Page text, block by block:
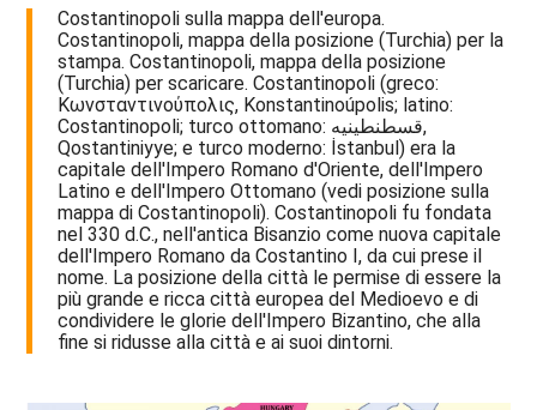
Costantinopoli sulla mappa dell'europa.
Costantinopoli, mappa della posizione (Turchia) per la
stampa. Costantinopoli, mappa della posizione
(Turchia) per scaricare. Costantinopoli (greco:
Κωνσταντινούπολις, Konstantinoúpolis; latino:
Costantinopoli; turco ottomano: قسطنطینیه,
Qostantiniyye; e turco moderno: İstanbul) era la
capitale dell'Impero Romano d'Oriente, dell'Impero
Latino e dell'Impero Ottomano (vedi posizione sulla
mappa di Costantinopoli). Costantinopoli fu fondata
nel 330 d.C., nell'antica Bisanzio come nuova capitale
dell'Impero Romano da Costantino I, da cui prese il
nome. La posizione della città le permise di essere la
più grande e ricca città europea del Medioevo e di
condividere le glorie dell'Impero Bizantino, che alla
fine si ridusse alla città e ai suoi dintorni.